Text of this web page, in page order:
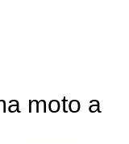
moto a